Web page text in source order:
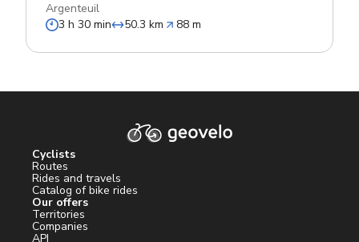
Argenteuil
3 h 30 min
50.3 km 88 m
Cyclists
Routes
Rides and travels
Catalog of bike rides
Our offers
Territories
Companies
API